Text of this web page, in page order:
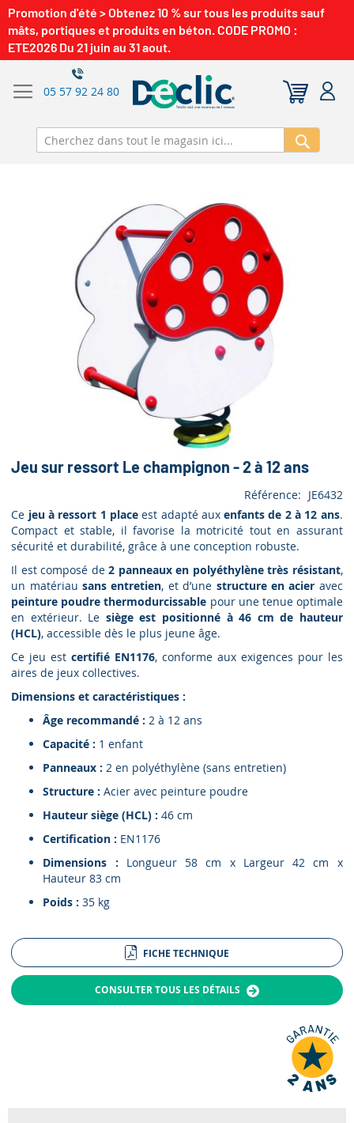
Promotion d'été > Obtenez 10 % sur tous les produits sauf
mâts, portiques et produits en béton. CODE PROMO :
ETE2026 Du 21 juin au 31 aout.
05 57 92 24 80
Jeu sur ressort Le champignon - 2 à 12 ans
Référence
JE6432
Ce jeu à ressort 1 placeest adapté auxenfants de 2 à 12 ans.
Compact et stable, il favorise la motricité tout en assurant
sécurité et durabilité, grâce à une conception robuste.
Il est composé de2 panneaux en polyéthylène très résistant,
un matériausans entretien, et d’une structure en acier avec
peinture poudre thermodurcissable pour une tenue optimale
en extérieur. Le siège est positionné à 46 cm de hauteur
(HCL), accessible dès le plus jeune âge.
Ce jeu estcertifié EN1176, conforme aux exigences pour les
aires de jeux collectives.
Dimensions et caractéristiques :
Âge recommandé : 2 à 12 ans
Capacité : 1 enfant
Panneaux : 2 en polyéthylène (sans entretien)
Structure : Acier avec peinture poudre
Hauteur siège (HCL) : 46 cm
Certification : EN1176
Dimensions : Longueur 58 cm x Largeur 42 cm x
Hauteur 83 cm
Poids : 35 kg
FICHE TECHNIQUE
CONSULTER TOUS LES DÉTAILS